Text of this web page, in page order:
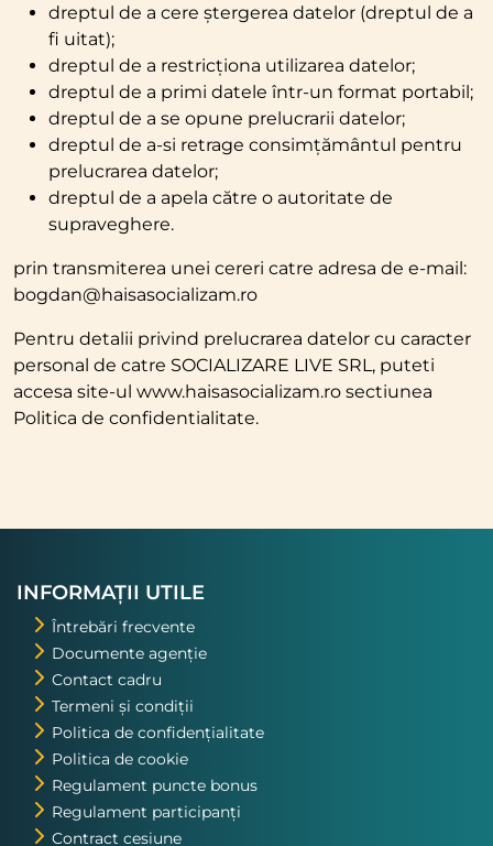
dreptul de a cere ștergerea datelor (dreptul de a
fi uitat);
dreptul de a restricționa utilizarea datelor;
dreptul de a primi datele într-un format portabil;
dreptul de a se opune prelucrarii datelor;
dreptul de a-si retrage consimțământul pentru
prelucrarea datelor;
dreptul de a apela către o autoritate de
supraveghere.
prin transmiterea unei cereri catre adresa de e-mail:
bogdan@haisasocializam.ro
Pentru detalii privind prelucrarea datelor cu caracter
personal de catre SOCIALIZARE LIVE SRL, puteti
accesa site-ul www.haisasocializam.ro sectiunea
Politica de confidentialitate.
INFORMAȚII UTILE
Întrebări frecvente
Documente agenție
Contact cadru
Termeni și condiții
Politica de confidențialitate
Politica de cookie
Regulament puncte bonus
Regulament participanți
Contract cesiune